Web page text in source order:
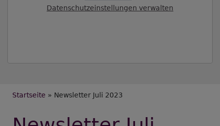
Datenschutzeinstellungen verwalten
Breadcrumb
Startseite Newsletter Juli 2023